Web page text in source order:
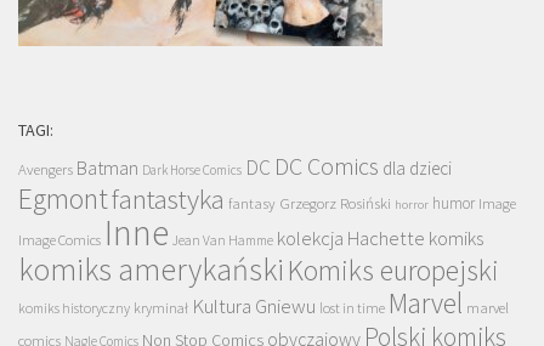
TAGI:
Avengers Batman Dark Horse Comics DC DC Comics dla dzieci
Egmontfantastyka fantasy Grzegorz Rosiński horror humor Image
Image Comics Inne Jean Van Hamme kolekcja Hachette komiks
komiks amerykański Komiks europejski
komiks historyczny kryminał Kultura Gniewu lost in time Marvel marvel
comics Nagle Comics Non Stop Comics obyczajowy Polski komiks